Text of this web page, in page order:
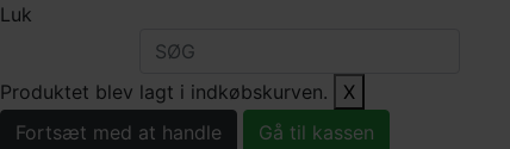
Luk
Produktet blev lagt i indkøbskurven.
X
Fortsæt med at handle
Gå til kassen